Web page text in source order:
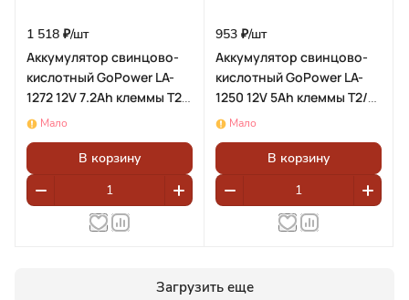
1 518 ₽/шт
Аккумулятор свинцово-
кислотный GoPower LA-
1272 12V 7.2Ah клеммы T2/
F2 (1/5)
Мало
В корзину
953 ₽/шт
Аккумулятор свинцово-
кислотный GoPower LA-
1250 12V 5Ah клеммы T2/
F2 (1/10)
Мало
В корзину
Загрузить еще